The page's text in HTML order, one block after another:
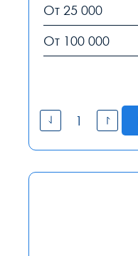
От 25 000
От 100 000